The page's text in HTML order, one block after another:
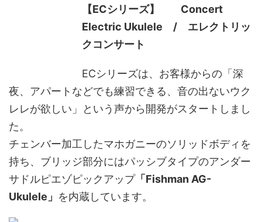
【ECシリーズ】 Concert
Electric Ukulele / エレクトリッ
クコンサート
ECシリーズは、お客様からの「深
夜、アパートなどでも練習できる、音の出ないウク
レレが欲しい」という声から開発がスタートしまし
た。
チェンバー加工したマホガニーのソリッドボディを
持ち、ブリッジ部分にはパッシブタイプのアンダー
サドルピエゾピックアップ「Fishman AG-
Ukulele」 を内蔵しています。